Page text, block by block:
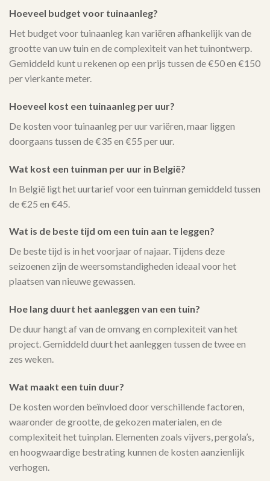
Hoeveel budget voor tuinaanleg?
Het budget voor tuinaanleg kan variëren afhankelijk van de
grootte van uw tuin en de complexiteit van het tuinontwerp.
Gemiddeld kunt u rekenen op een prijs tussen de €50 en €150
per vierkante meter.
Hoeveel kost een tuinaanleg per uur?
De kosten voor tuinaanleg per uur variëren, maar liggen
doorgaans tussen de €35 en €55 per uur.
Wat kost een tuinman per uur in België?
In België ligt het uurtarief voor een tuinman gemiddeld tussen
de €25 en €45.
Wat is de beste tijd om een tuin aan te leggen?
De beste tijd is in het voorjaar of najaar. Tijdens deze
seizoenen zijn de weersomstandigheden ideaal voor het
plaatsen van nieuwe gewassen.
Hoe lang duurt het aanleggen van een tuin?
De duur hangt af van de omvang en complexiteit van het
project. Gemiddeld duurt het aanleggen tussen de twee en
zes weken.
Wat maakt een tuin duur?
De kosten worden beïnvloed door verschillende factoren,
waaronder de grootte, de gekozen materialen, en de
complexiteit het tuinplan. Elementen zoals vijvers, pergola’s,
en hoogwaardige bestrating kunnen de kosten aanzienlijk
verhogen.